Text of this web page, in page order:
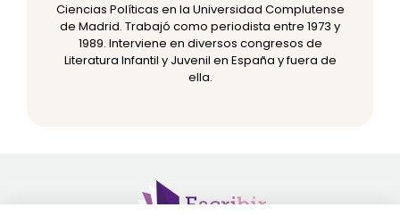
Ciencias Políticas en la Universidad Complutense
de Madrid. Trabajó como periodista entre 1973 y
1989. Interviene en diversos congresos de
Literatura Infantil y Juvenil en España y fuera de
ella.